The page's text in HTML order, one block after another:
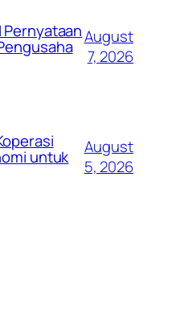
PernyataanAugust
7, 2026
untuk
August
5, 2026